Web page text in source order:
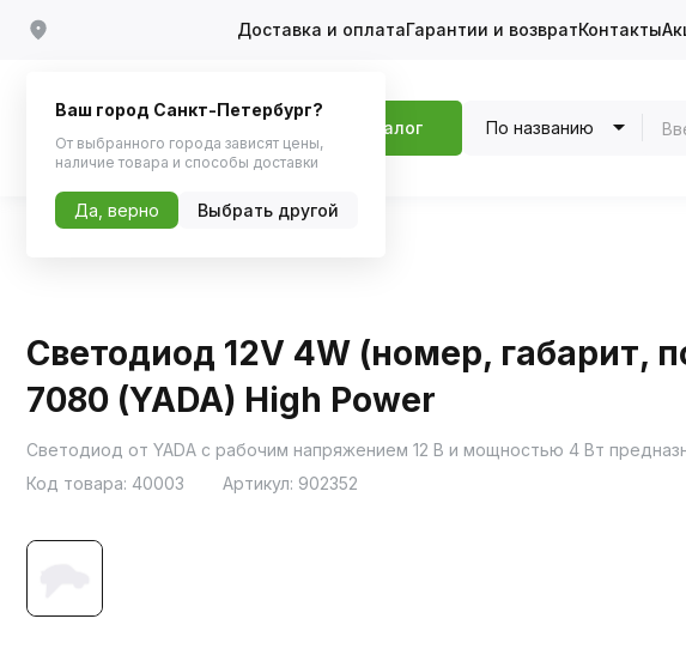
Доставка и оплатаГарантии и возвратКонтакты
Каталог По названию
Светодиод 12V 4W (номер, габарит,
7080 (YADA) High Power
Код товара: 40003 Артикул: 902352
Ваш город Санкт-Петербург?
От выбранного города зависят цены,
наличие товара и способы доставки
Да, верно Выбрать другой